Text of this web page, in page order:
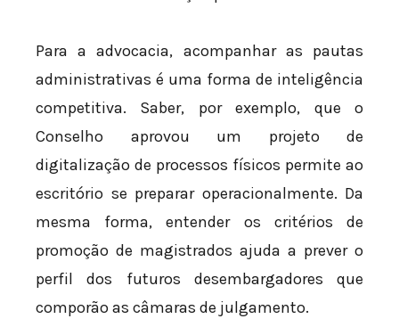
Para a advocacia, acompanhar as pautas
administrativas é uma forma de inteligência
competitiva. Saber, por exemplo, que o
Conselho aprovou um projeto de
digitalização de processos físicos permite ao
escritório se preparar operacionalmente. Da
mesma forma, entender os critérios de
promoção de magistrados ajuda a prever o
perfil dos futuros desembargadores que
comporão as câmaras de julgamento.